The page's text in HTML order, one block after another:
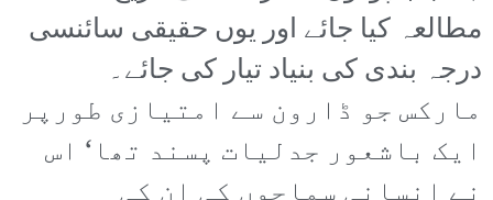
مطالعہ کیا جائے اور یوں حقیقی سائنسی
درجہ بندی کی بنیاد تیار کی جائے۔
مارکس جو ڈارون سے امتیازی طورپر
ایک باشعور جدلیات پسند تھا‘ اس